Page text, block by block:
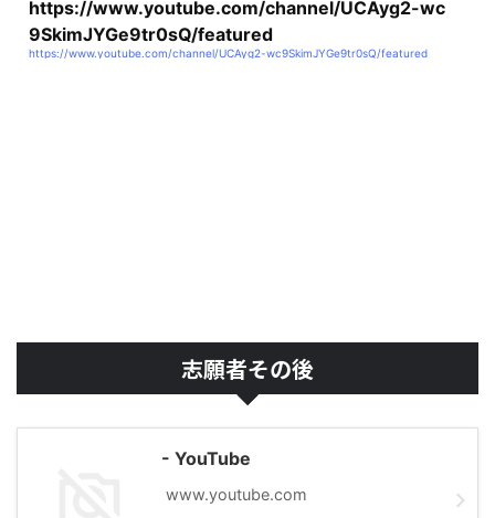
https://www.youtube.com/channel/UCAyg2-wc
9SkimJYGe9tr0sQ/featured
https://www.youtube.com/channel/UCAyg2-wc9SkimJYGe9tr0sQ/featured
志願者その後
- YouTube
www.youtube.com